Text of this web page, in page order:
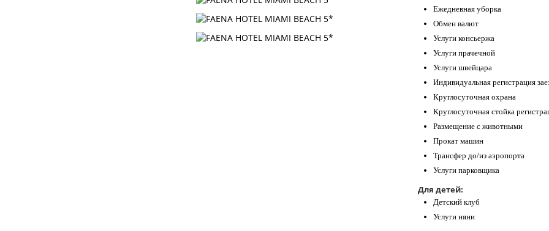
Ежедневная уборка
Обмен валют
Услуги консьержа
Услуги прачечной
Услуги швейцара
Индивидуальная регистрация
Круглосуточная охрана
Круглосуточная стойка
Размещение с животными
Прокат машин
Трансфер до/из аэропорта
Услуги парковщика
Для детей:
Детский клуб
Услуги няни